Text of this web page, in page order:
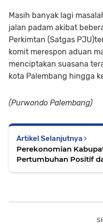
Masih banyak lagi
jalan padam akibat
Perkimtan (Satgas
komit merespon aduan
menciptakan suasana
kota Palembang hingga
(Purwondo Palembang)
Artikel Selanjutnya
Perekonomian
Pertumbuhan Positif